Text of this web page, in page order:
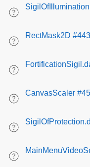
RectMask2D
CanvasScaler